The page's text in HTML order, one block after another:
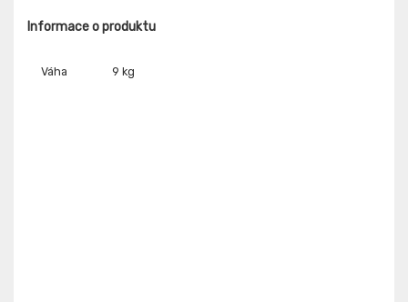
Informace o produktu
Váha 9 kg